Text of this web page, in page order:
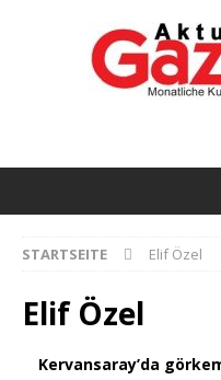
STARTSEITE Elif Özel
Elif Özel
Kervansaray’da